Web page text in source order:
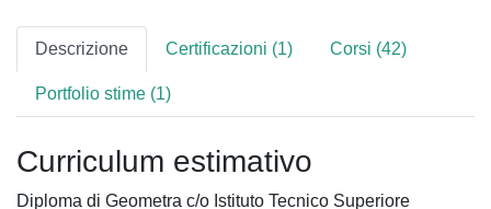
Descrizione Certificazioni (1) Corsi (42)
Portfolio stime (1)
Curriculum estimativo
Diploma di Geometra c/o Istituto Tecnico Superiore